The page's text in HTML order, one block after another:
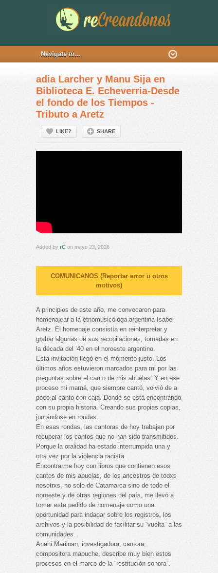
adia Larcher y Manu Sija en
Biblioteca E. Echeverria-Desde
el fondo de los Tiempos -
Tributo a Aretz
LIKE? SHARE
Added by rC on mayo 23, 2026
COMUNICANOS (Reportar error u otros
motivos)
A principios de este año, me convocaron para
homenajear a la etnomusicóloga argentina Isabel
Aretz. El homenaje consistía en reinterpretar y
grabar algunas de sus recopilaciones, tomadas en
la década del ’40 en el noroeste argentino.
Esta invitación llegó en el momento justo. Los
últimos años estuvieron marcados para mi por las
preguntas sobre el canto de mis abuelas. Y en ese
proceso mi mamá, que siempre cantó, volvió de a
poco al canto con caja. Donde se está encontrando
con su propia historia. Creando sus propias coplas,
juntándose en rondas.
En esas rondas, las cantoras de hoy trabajan por
recuperar los cantos que no han sido transmitidos.
Porque la oralidad ha estado interrumpida una y
otra vez por la violencia racista.
Encontrarme hoy con libros que contienen esos
cantos de mis abuelas, de los ancestros de todxs
nosotrxs, no solo de Catamarca sino de todo el
noroeste y de otras regiones del país, me llevó a
tomar este pedido de homenaje como una
oportunidad para indagar sobre los registros, los
archivos y la posibilidad de facilitar su “vuelta” a las
comunidades.
Anahi Mariluan, investigadora, cantora,
compositora mapuche, describe muy bien estos
procesos en el marco de la “restitución sonora”.